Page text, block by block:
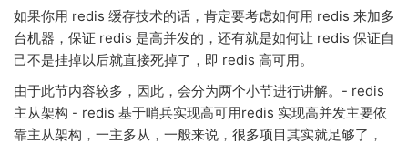
如果你用 redis 缓存技术的话，肯定要考虑如何用 redis 来加多
台机器，保证 redis 是高并发的，还有就是如何让 redis 保证自
己不是挂掉以后就直接死掉了，即 redis 高可用。
由于此节内容较多，因此，会分为两个小节进行讲解。- redis
主从架构 - redis 基于哨兵实现高可用redis 实现高并发主要依
靠主从架构，一主多从，一般来说，很多项目其实就足够了，